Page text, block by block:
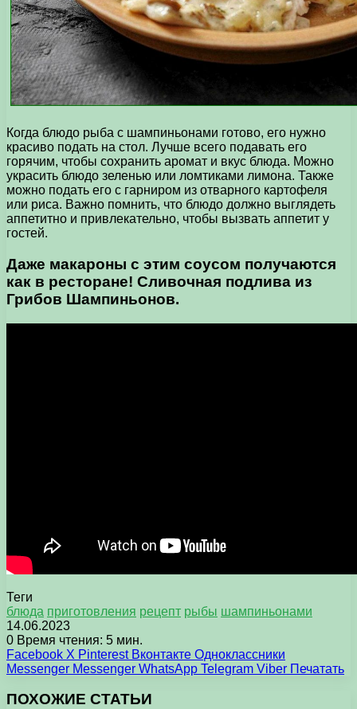
Когда блюдо рыба с шампиньонами готово, его нужно
красиво подать на стол. Лучше всего подавать его
горячим, чтобы сохранить аромат и вкус блюда. Можно
украсить блюдо зеленью или ломтиками лимона. Также
можно подать его с гарниром из отварного картофеля
или риса. Важно помнить, что блюдо должно выглядеть
аппетитно и привлекательно, чтобы вызвать аппетит у
гостей.
Даже макароны с этим соусом получаются
как в ресторане! Сливочная подлива из
Грибов Шампиньонов.
Теги
блюда приготовления рецепт рыбы шампиньонами
14.06.2023
0 Время чтения: 5 мин.
Facebook X Pinterest Вконтакте Одноклассники
Messenger Messenger WhatsApp Telegram Viber Печатать
ПОХОЖИЕ СТАТЬИ